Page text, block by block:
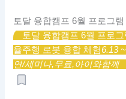
토달 융합캠프 6월 프로그램
토달 융합캠프 6월 프로그
율주행 로봇 융합 체험6.13
연/세미나,무료,아이와함께